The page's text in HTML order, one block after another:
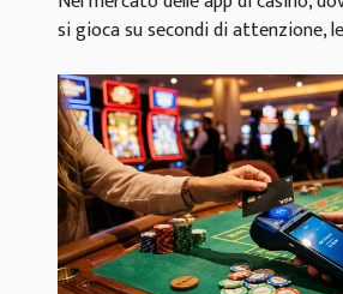
si gioca su secondi di attenzione,